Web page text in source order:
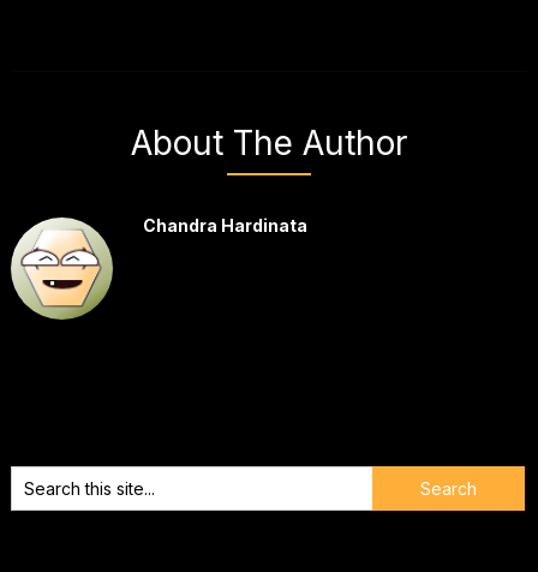
About The Author
Chandra Hardinata